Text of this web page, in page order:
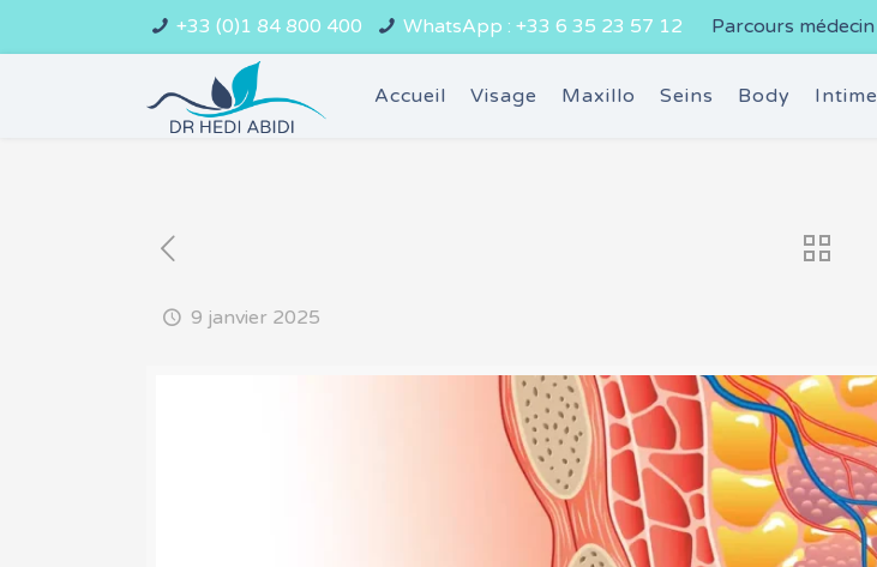
+33 (0)1 84 800 400 WhatsApp : +33 6 35 23 57 12 Parcours médecin
Accueil Visage Maxillo Seins Body Intime
9 janvier 2025